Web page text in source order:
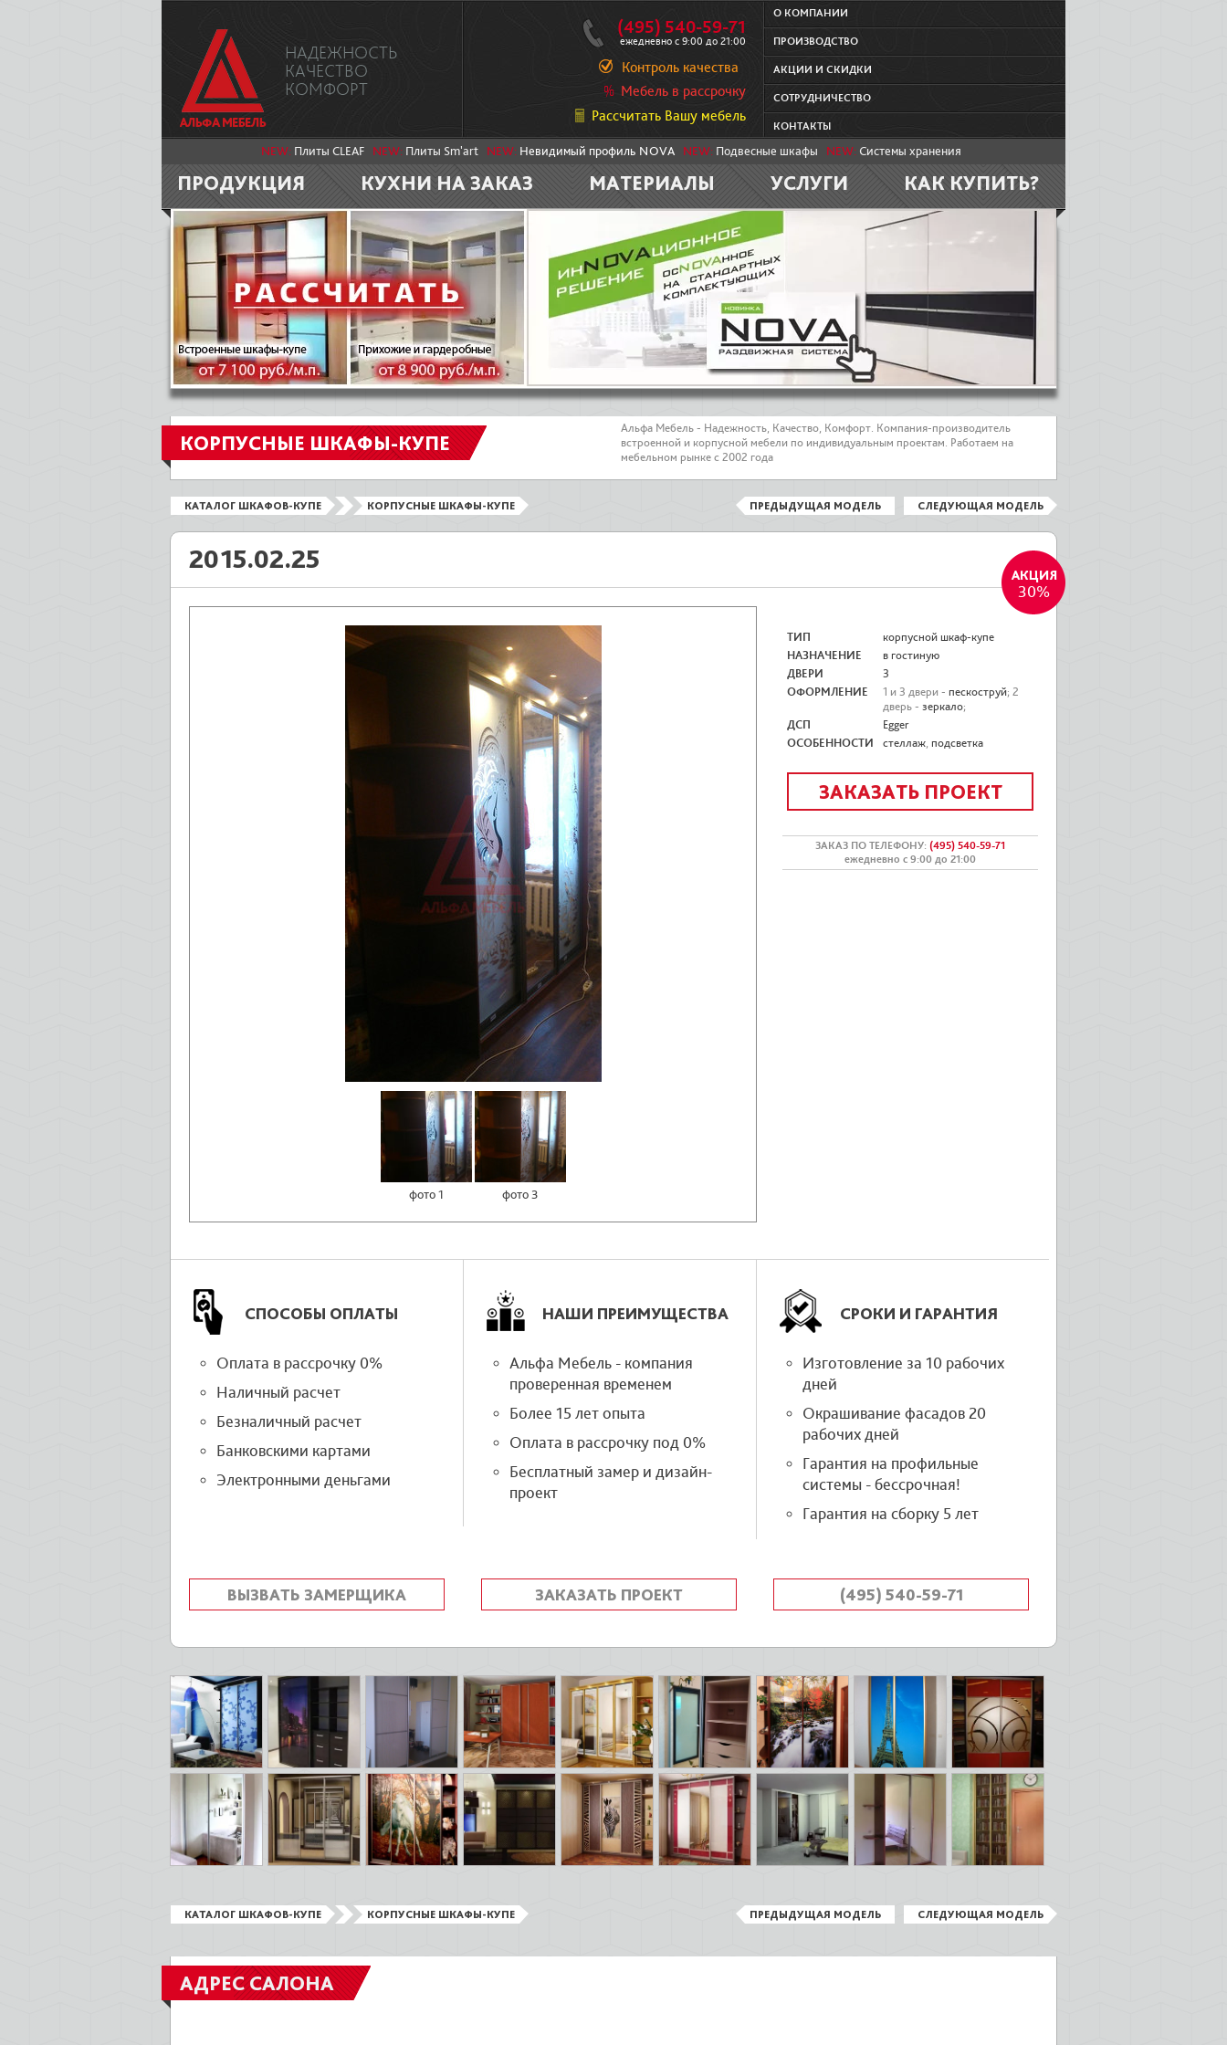
НАДЕЖНОСТЬ
КАЧЕСТВО
КОМФОРТ
(495) 540-59-71
ежедневно с 9:00 до 21:00
Контроль качества
Мебель в рассрочку
Рассчитать Вашу мебель
О КОМПАНИИ
ПРОИЗВОДСТВО
АКЦИИ И СКИДКИ
СОТРУДНИЧЕСТВО
КОНТАКТЫ
NEW: Плиты CLEAF NEW: Плиты Sm'art NEW: Невидимый профиль NOVA NEW: Подвесные шкафы NEW: Системы хранения
ПРОДУКЦИЯ КУХНИ НА ЗАКАЗ МАТЕРИАЛЫ УСЛУГИ КАК КУПИТЬ?
КОРПУСНЫЕ ШКАФЫ-КУПЕ
Альфа Мебель - Надежность, Качество, Комфорт. Компания-производитель
встроенной и корпусной мебели по индивидуальным проектам. Работаем на
мебельном рынке с 2002 года
КАТАЛОГ ШКАФОВ-КУПЕ КОРПУСНЫЕ ШКАФЫ-КУПЕ ПРЕДЫДУЩАЯ МОДЕЛЬ СЛЕДУЮЩАЯ МОДЕЛЬ
2015.02.25
фото 1 фото 3
ТИП
корпусной шкаф-купе
НАЗНАЧЕНИЕ
в гостиную
ДВЕРИ
3
ОФОРМЛЕНИЕ
1 и 3 двери - пескоструй; 2
дверь - зеркало;
ДСП
Egger
ОСОБЕННОСТИ
стеллаж, подсветка
ЗАКАЗАТЬ ПРОЕКТ
ЗАКАЗ ПО ТЕЛЕФОНУ: (495) 540-59-71
ежедневно с 9:00 до 21:00
30%
СПОСОБЫ ОПЛАТЫ
Оплата в рассрочку 0%
Наличный расчет
Безналичный расчет
Банковскими картами
Электронными деньгами
НАШИ ПРЕИМУЩЕСТВА
Альфа Мебель - компания
проверенная временем
Более 15 лет опыта
Оплата в рассрочку под 0%
Бесплатный замер и дизайн-
проект
СРОКИ И ГАРАНТИЯ
Изготовление за 10 рабочих
дней
Окрашивание фасадов 20
рабочих дней
Гарантия на профильные
системы - бессрочная!
Гарантия на сборку 5 лет
ВЫЗВАТЬ ЗАМЕРЩИКА ЗАКАЗАТЬ ПРОЕКТ (495) 540-59-71
КАТАЛОГ ШКАФОВ-КУПЕ КОРПУСНЫЕ ШКАФЫ-КУПЕ ПРЕДЫДУЩАЯ МОДЕЛЬ СЛЕДУЮЩАЯ МОДЕЛЬ
АДРЕС САЛОНА